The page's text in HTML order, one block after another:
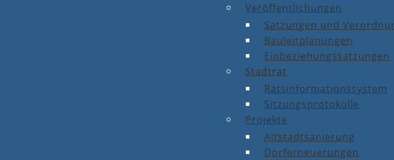
Veröffentlichungen
Satzungen und
Bauleitplanungen
Einbeziehungssatzungen
Stadtrat
Ratsinformationssystem
Sitzungsprotokolle
Projekte
Altstadtsanierung
Dorferneuerungen